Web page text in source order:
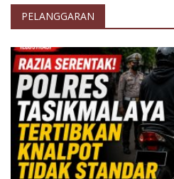
PELANGGARAN